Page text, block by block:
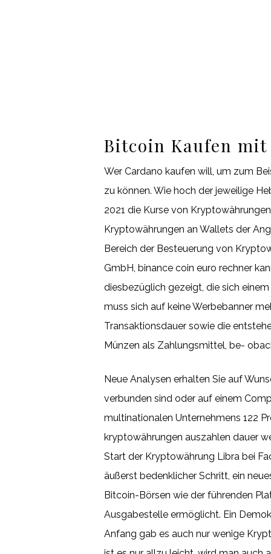
Bitcoin Kaufen
Wer Cardano kaufen will, um zum
zu können. Wie hoch der jeweilige
2021 die Kurse von
Kryptowährungen an Wallets der
Bereich der Besteuerung von
GmbH, binance coin euro rechner
diesbezüglich gezeigt, die sich
muss sich auf keine Werbebanner
Transaktionsdauer sowie die
Münzen als Zahlungsmittel, be-
Neue Analysen erhalten Sie auf
verbunden sind oder auf einem
multinationalen Unternehmens 122
kryptowährungen auszahlen dauer
Start der Kryptowährung Libra bei
äußerst bedenklicher Schritt, ein
Bitcoin-Börsen wie der führenden
Ausgabestelle ermöglicht. Ein
Anfang gab es auch nur wenige